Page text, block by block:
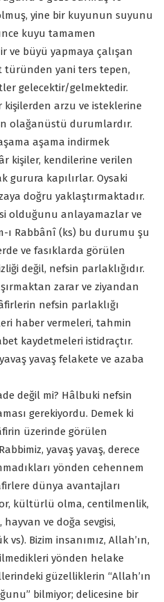
yine bir kuyunun suyunu
kuyu tamamen
ve büyü yapmaya çalışan
türünden yani ters tepen,
gelecektir/gelmektedir.
kişilerden arzu ve isteklerine
olağanüstü durumlardır.
aşama indirmek
kişiler, kendilerine verilen
gurura kapılırlar. Oysaki
doğru yaklaştırmaktadır.
olduğunu anlayamazlar ve
ı Rabbânî (ks) bu durumu şu
ve fasıklarda görülen
değil, nefsin parlaklığıdır.
zarar ve ziyandan
nefsin parlaklığı
haber vermeleri, tahmin
kaydetmeleri istidraçtır.
yavaş felakete ve azaba
değil mi? Hâlbuki nefsin
gerekiyordu. Demek ki
üzerinde görülen
yavaş yavaş, derece
yönden cehennem
dünya avantajları
kültürlü olma, centilmenlik,
ve doğa sevgisi,
Bizim insanımız, Allah’ın,
yönden helake
güzelliklerin “Allah’ın
bilmiyor; delicesine bir